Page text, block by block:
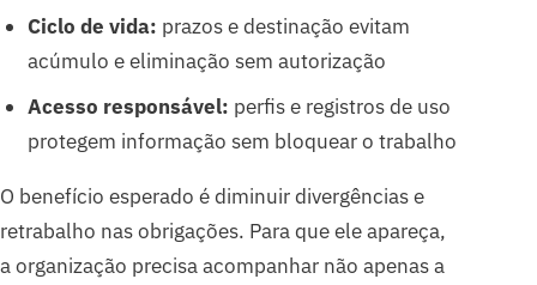
Ciclo de vida: prazos e destinação evitam
acúmulo e eliminação sem autorização
Acesso responsável: perfis e registros de uso
protegem informação sem bloquear o trabalho
O benefício esperado é diminuir divergências e
retrabalho nas obrigações. Para que ele apareça,
a organização precisa acompanhar não apenas a